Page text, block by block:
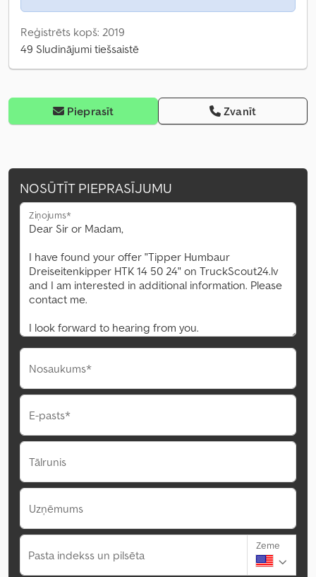
Reģistrēts kopš: 2019
49 Sludinājumi tiešsaistē
Pieprasīt Zvanīt
NOSŪTĪT PIEPRASĪJUMU
Ziņojums*
Nosaukums*
E-pasts*
Tālrunis
Uzņēmums
Pasta indekss un pilsēta
Zeme